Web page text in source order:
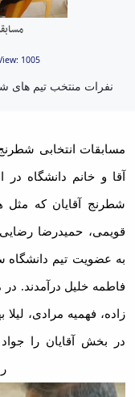
1005
نفرات منتخب تیم های
مسابقات انتخابی
آقا و خانم دانشگاه
شطرنج آقایان که مثل
قویمی، حمیدرضا
به عضویت تیم دانشگاه
درآمدند. فاطمه خلیل
زاده، فهمیه مرادی،
در بخش آقایان را